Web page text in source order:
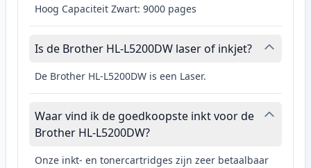
Hoog Capaciteit Zwart: 9000 pages
Is de Brother HL-L5200DW laser of inkjet?
De Brother HL-L5200DW is een Laser.
Waar vind ik de goedkoopste inkt voor de
Brother HL-L5200DW?
Onze inkt- en tonercartridges zijn zeer betaalbaar